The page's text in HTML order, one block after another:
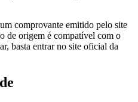
comprovante emitido pelo site
de origem é compatível com o
basta entrar no site oficial da